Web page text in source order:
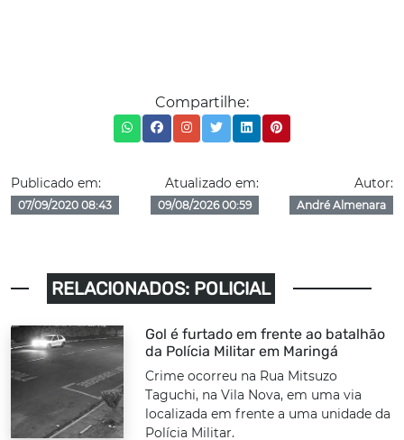
Compartilhe:
Publicado em:
07/09/2020 08:43
Atualizado em:
09/08/2026 00:59
Autor:
André Almenara
RELACIONADOS: POLICIAL
Gol é furtado em frente ao batalhão
da Polícia Militar em Maringá
Crime ocorreu na Rua Mitsuzo
Taguchi, na Vila Nova, em uma via
localizada em frente a uma unidade da
Polícia Militar.